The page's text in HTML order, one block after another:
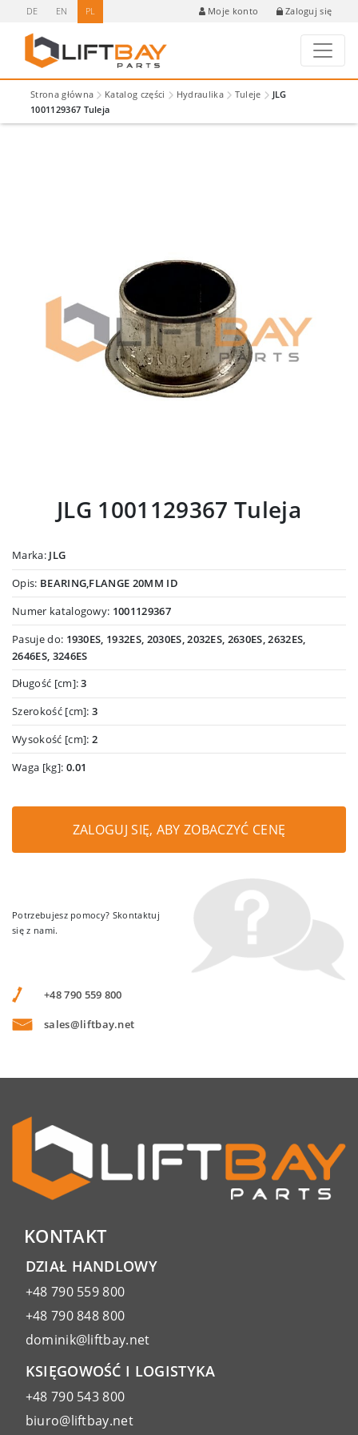
DE EN PL Moje konto Zaloguj się
Strona główna Katalog części Hydraulika Tuleje
JLG
1001129367 Tuleja
JLG 1001129367 Tuleja
Marka: JLG
Opis: BEARING,FLANGE 20MM ID
Numer katalogowy: 1001129367
Pasuje do: 1930ES, 1932ES, 2030ES, 2032ES, 2630ES, 2632ES,
2646ES, 3246ES
Długość [cm]:3
Szerokość [cm]:3
Wysokość [cm]: 2
Waga [kg]: 0.01
ZALOGUJ SIĘ, ABY ZOBACZYĆ CENĘ
Potrzebujesz pomocy? Skontaktuj
się z nami.
+48 790 559 800
sales@liftbay.net
KONTAKT
DZIAŁ HANDLOWY
+48 790 559 800
+48 790 848 800
dominik@liftbay.net
KSIĘGOWOŚĆ I LOGISTYKA
+48 790 543 800
biuro@liftbay.net